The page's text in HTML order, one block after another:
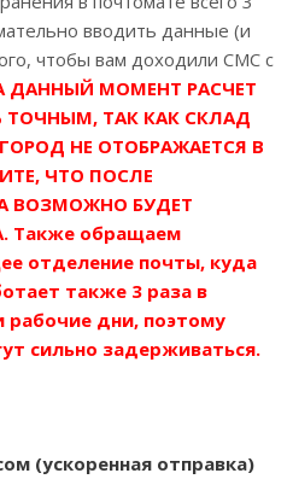
вводить данные (и
чтобы вам доходили СМС с
ДАННЫЙ МОМЕНТ РАСЧЕТ
ТОЧНЫМ, ТАК КАК СКЛАД
НЕ ОТОБРАЖАЕТСЯ В
ЧТО ПОСЛЕ
ВОЗМОЖНО БУДЕТ
Также обращаем
отделение почты, куда
также 3 раза в
дни, поэтому
сильно задерживаться.
(ускоренная отправка)